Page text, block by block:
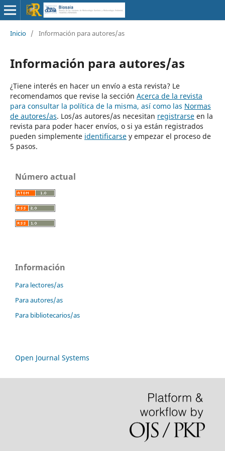
Inicio / Información para autores/as
Información para autores/as
¿Tiene interés en hacer un envío a esta revista? Le
recomendamos que revise la sección Acerca de la revista
para consultar la política de la misma, así como las Normas
de autores/as. Los/as autores/as necesitan registrarseen la
revista para poder hacer envíos, o si ya están registrados
pueden simplemente identificarsey empezar el proceso de
5 pasos.
Número actual
Información
Para lectores/as
Para autores/as
Para bibliotecarios/as
Open Journal Systems